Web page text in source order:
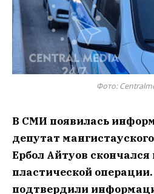
Фото:
В СМИ появилась
депутат
Ербол Айтуов скончался
пластической
подтвердили